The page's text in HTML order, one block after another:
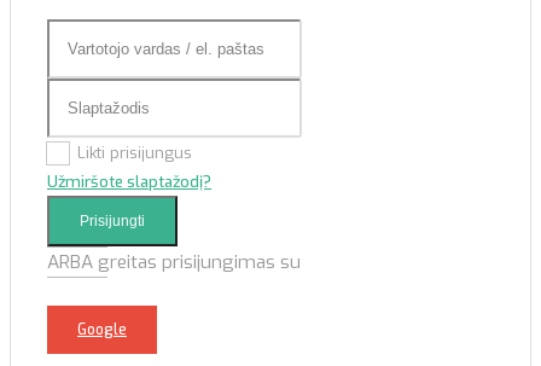
Likti prisijungus
Užmiršote slaptažodį?
Prisijungti
ARBA greitas prisijungimas su
Google